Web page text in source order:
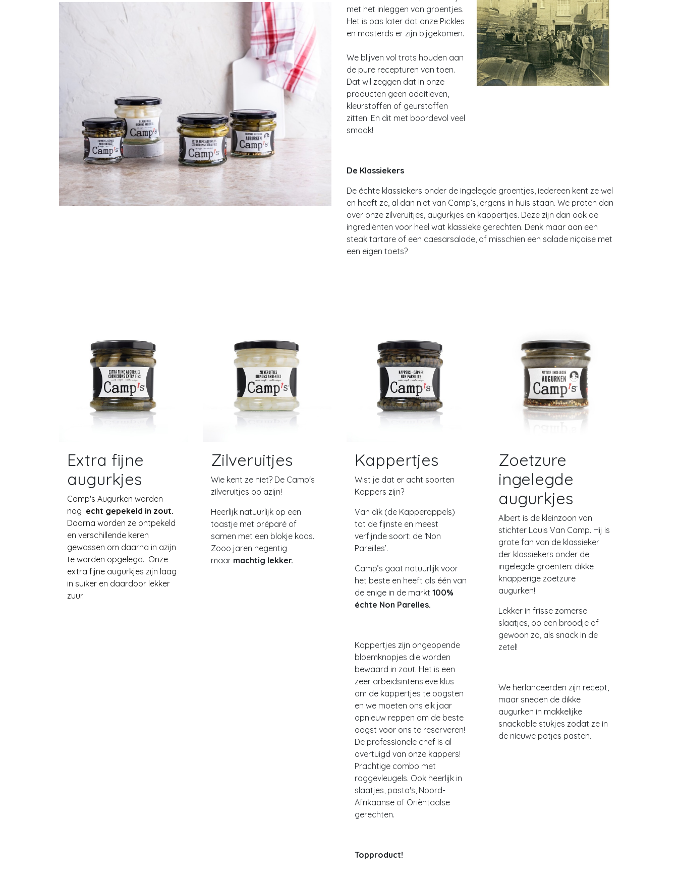
met het inleggen van groentjes.
Het is pas later dat onze Pickles
en mosterds er zijn bijgekomen.
We blijven vol trots houden aan
de pure recepturen van toen.
Dat wil zeggen dat in onze
producten geen additieven,
kleurstoffen of geurstoffen
zitten. En dit met boordevol veel
smaak!
De Klassiekers
De échte klassiekers onder de ingelegde groentjes, iedereen kent ze wel
en heeft ze, al dan niet van Camp’s, ergens in huis staan. We praten dan
over onze zilveruitjes, augurkjes en kappertjes. Deze zijn dan ook de
ingrediënten voor heel wat klassieke gerechten. Denk maar aan een
steak tartare of een caesarsalade, of misschien een salade niçoise met
een eigen toets?
Extra fijne
augurkjes
Camp's Augurken worden
nog echt gepekeld in zout.
Daarna worden ze ontpekeld
en verschillende keren
gewassen om daarna in azijn
te worden opgelegd. Onze
extra fijne augurkjes zijn laag
in suiker en daardoor lekker
zuur.
Zilveruitjes
Wie kent ze niet? De Camp's
zilveruitjes op azijn!
Heerlijk natuurlijk op een
toastje met préparé of
samen met een blokje kaas.
Zooo jaren negentig
maar machtig lekker.
Kappertjes
Wist je dat er acht soorten
Kappers zijn?
Van dik (de Kapperappels)
tot de fijnste en meest
verfijnde soort: de ‘Non
Pareilles’.
Camp’s gaat natuurlijk voor
het beste en heeft als één van
de enige in de markt 100%
échte Non Parelles.
Kappertjes zijn ongeopende
bloemknopjes die worden
bewaard in zout. Het is een
zeer arbeidsintensieve klus
om de kappertjes te oogsten
en we moeten ons elk jaar
opnieuw reppen om de beste
oogst voor ons te reserveren!
De professionele chef is al
overtuigd van onze kappers!
Prachtige combo met
roggevleugels. Ook heerlijk in
slaatjes, pasta's, Noord-
Afrikaanse of Oriëntaalse
gerechten.
Topproduct!
Zoetzure
ingelegde
augurkjes
Albert is de kleinzoon van
stichter Louis Van Camp. Hij is
grote fan van de klassieker
der klassiekers onder de
ingelegde groenten: dikke
knapperige zoetzure
augurken!
Lekker in frisse zomerse
slaatjes, op een broodje of
gewoon zo, als snack in de
zetel!
We herlanceerden zijn recept,
maar sneden de dikke
augurken in makkelijke
snackable stukjes zodat ze in
de nieuwe potjes pasten.